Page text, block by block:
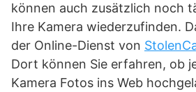
können auch zusätzlich noch
Ihre Kamera wiederzufinden.
der Online-Dienst von
Dort können Sie erfahren, ob
Kamera Fotos ins Web